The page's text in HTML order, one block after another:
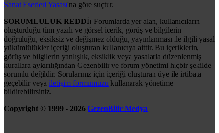
Sanat Eserleri Yasası'na göre suçtur.
SORUMLULUK REDDİ: Forumlarda yer alan, kullanıcıların
oluşturduğu tüm yazılı ve görsel içerik, görüş ve bilgilerin
doğruluğu, eksiksiz ve değişmez olduğu, yayınlanması ile ilgili yasal
yükümlülükler içeriği oluşturan kullanıcıya aittir. Bu içeriklerin,
görüş ve bilgilerin yanlışlık, eksiklik veya yasalarla düzenlenmiş
kurallara aykırılığından Gezenbilir ve forum yönetimi hiçbir şekilde
sorumlu değildir. Sorularınız için içeriği oluşturan üye ile irtibata
geçebilir veya iletişim formumuzu kullanarak yönetime
bildirebilirsiniz.
Copyright © 1999 - 2026 GezenBilir Medya